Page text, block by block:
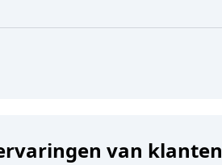
van klanten